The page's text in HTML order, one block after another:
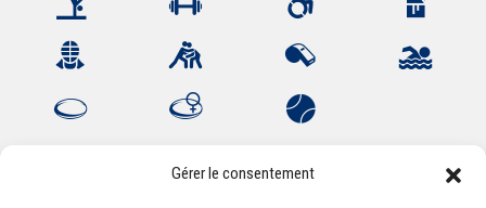
Gérer le consentement